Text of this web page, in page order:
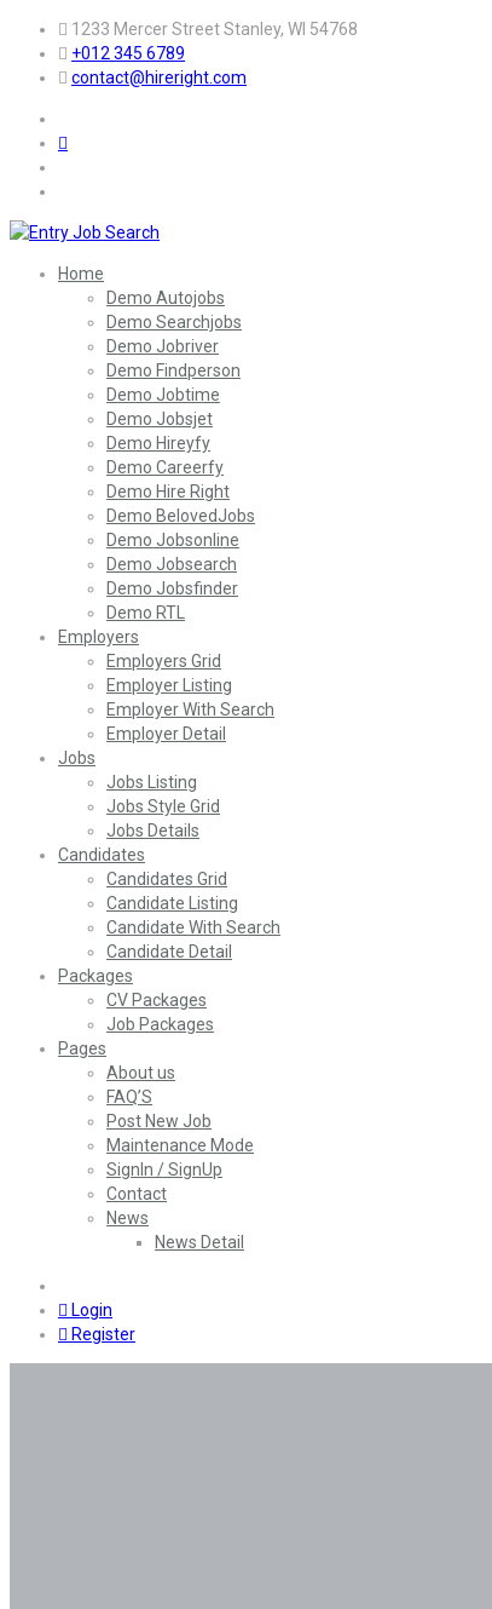
1233 Mercer Street Stanley, WI 54768
+012 345 6789
contact@hireright.com
Home
Demo Autojobs
Demo Searchjobs
Demo Jobriver
Demo Findperson
Demo Jobtime
Demo Jobsjet
Demo Hireyfy
Demo Careerfy
Demo Hire Right
Demo BelovedJobs
Demo Jobsonline
Demo Jobsearch
Demo Jobsfinder
Demo RTL
Employers
Employers Grid
Employer Listing
Employer With Search
Employer Detail
Jobs
Jobs Listing
Jobs Style Grid
Jobs Details
Candidates
Candidates Grid
Candidate Listing
Candidate With Search
Candidate Detail
Packages
CV Packages
Job Packages
Pages
About us
FAQ’S
Post New Job
Maintenance Mode
SignIn / SignUp
Contact
News
News Detail
Login
Register